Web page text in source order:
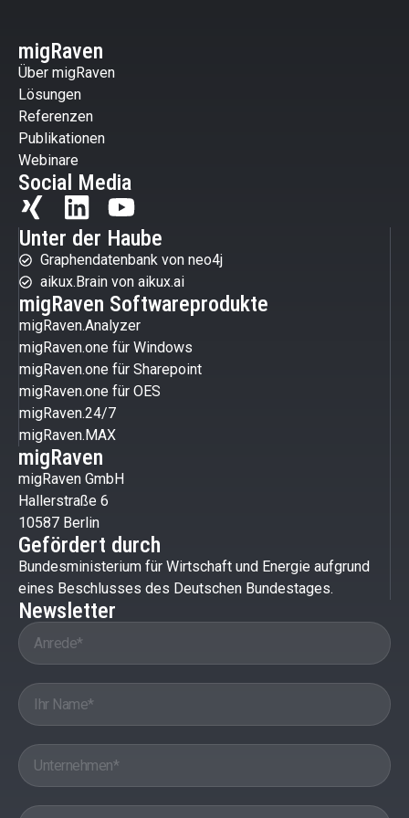
migRaven
Über migRaven
Lösungen
Referenzen
Publikationen
Webinare
Social Media
Unter der Haube
Graphendatenbank von neo4j
aikux.Brain von aikux.ai
migRaven Softwareprodukte
migRaven.Analyzer
migRaven.one für Windows
migRaven.one für Sharepoint
migRaven.one für OES
migRaven.24/7
migRaven.MAX
migRaven
migRaven GmbH
Hallerstraße 6
10587 Berlin
Gefördert durch
Bundesministerium für Wirtschaft und Energie aufgrund
eines Beschlusses des Deutschen Bundestages.
Newsletter